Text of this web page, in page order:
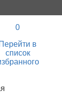
0
Перейти в
список